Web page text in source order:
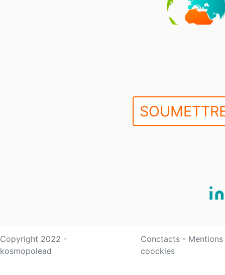
Copyright 2022 -
kosmopolead
Conctacts -
coockies